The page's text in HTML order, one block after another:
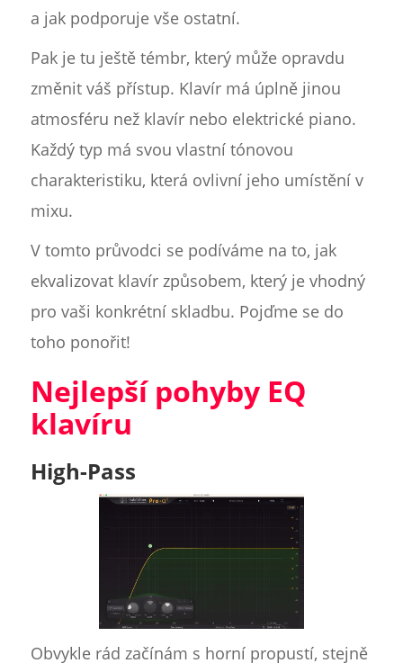
a jak podporuje vše ostatní.
Pak je tu ještě témbr, který může opravdu
změnit váš přístup. Klavír má úplně jinou
atmosféru než klavír nebo elektrické piano.
Každý typ má svou vlastní tónovou
charakteristiku, která ovlivní jeho umístění v
mixu.
V tomto průvodci se podíváme na to, jak
ekvalizovat klavír způsobem, který je vhodný
pro vaši konkrétní skladbu. Pojďme se do
toho ponořit!
Nejlepší pohyby EQ
klavíru
High-Pass
Obvykle rád začínám s horní propustí, stejně